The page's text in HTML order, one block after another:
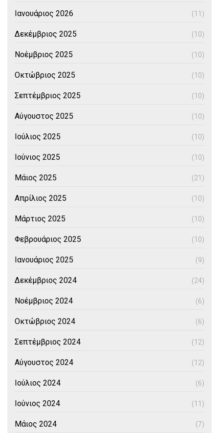
Ιανουάριος 2026 (11)
Δεκέμβριος 2025 (10)
Νοέμβριος 2025 (10)
Οκτώβριος 2025 (10)
Σεπτέμβριος 2025 (10)
Αύγουστος 2025 (10)
Ιούλιος 2025 (10)
Ιούνιος 2025 (10)
Μάιος 2025 (21)
Απρίλιος 2025 (10)
Μάρτιος 2025 (10)
Φεβρουάριος 2025 (10)
Ιανουάριος 2025 (9)
Δεκέμβριος 2024 (24)
Νοέμβριος 2024 (6)
Οκτώβριος 2024 (6)
Σεπτέμβριος 2024 (12)
Αύγουστος 2024 (12)
Ιούλιος 2024 (6)
Ιούνιος 2024 (11)
Μάιος 2024 (7)